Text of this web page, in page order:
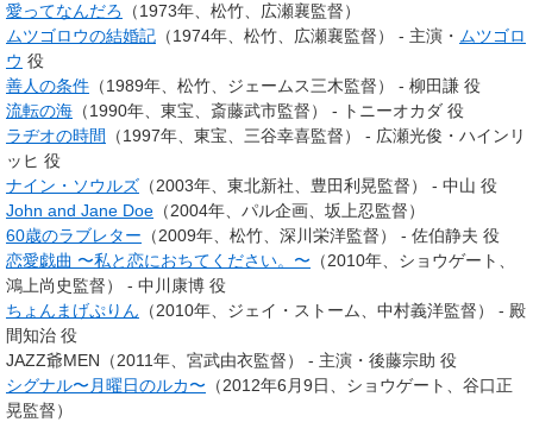
愛ってなんだろ
（1973年、松竹、広瀬襄監督）
ムツゴロウの結婚記 （1974年、松竹、広瀬襄監督） - 主演・ ムツゴロ
ウ 役
善人の条件 （1989年、松竹、ジェームス三木監督） - 柳田謙 役
流転の海 （1990年、東宝、斎藤武市監督） - トニーオカダ 役
ラヂオの時間
（1997年、東宝、三谷幸喜監督） - 広瀬光俊・ハインリ
ッヒ 役
ナイン・ソウルズ （2003年、東北新社、豊田利晃監督） - 中山 役
John and Jane Doe （2004年、パル企画、坂上忍監督）
60歳のラブレター （2009年、松竹、深川栄洋監督） - 佐伯静夫 役
恋愛戯曲 〜私と恋におちてください。〜 （2010年、ショウゲート、
鴻上尚史監督） - 中川康博 役
ちょんまげぷりん （2010年、ジェイ・ストーム、中村義洋監督） - 殿
間知治 役
JAZZ爺MEN（2011年、宮武由衣監督） - 主演・後藤宗助 役
シグナル〜月曜日のルカ〜 （2012年6月9日、ショウゲート、谷口正
晃監督）